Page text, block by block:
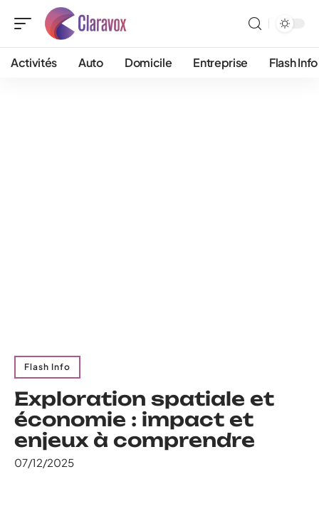
Activités Auto Domicile Entreprise Flash Info
Flash Info
Exploration spatiale et
économie : impact et
enjeux à comprendre
07/12/2025